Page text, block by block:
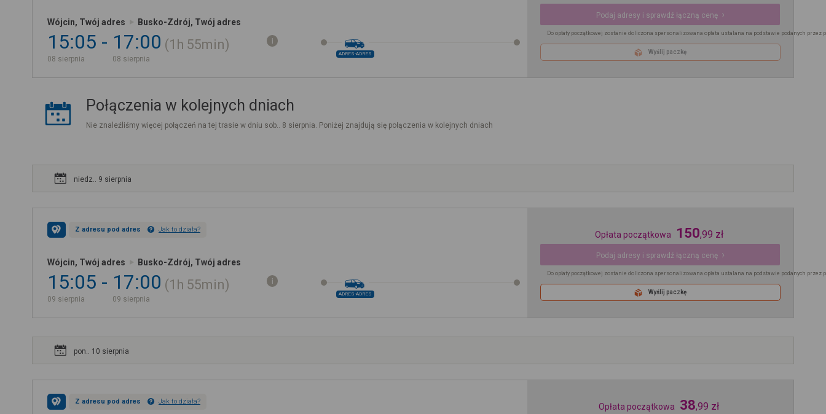
Wójcin, Twój adres Busko-Zdrój, Twój adres
15:05
08 sierpnia
17:00
08 sierpnia
1h 55min
ADRES-ADRES
Podaj adresy i sprawdź łączną cenę
Do opłaty początkowej zostanie doliczona spersonalizowana opłata ustalana na podstawie podanych przez
Wyślij paczkę
Połączenia w kolejnych dniach
Nie znaleźliśmy więcej połączeń na tej trasie w dniu sob.. 8 sierpnia. Poniżej znajdują się połączenia w kolejnych dniach
niedz.. 9 sierpnia
Z adresu pod adres Jak to działa?
Wójcin, Twój adres Busko-Zdrój, Twój adres
15:05
09 sierpnia
17:00
09 sierpnia
1h 55min
ADRES-ADRES
Opłata początkowa 150,99 zł
Podaj adresy i sprawdź łączną cenę
Do opłaty początkowej zostanie doliczona spersonalizowana opłata ustalana na podstawie podanych przez
Wyślij paczkę
pon.. 10 sierpnia
Z adresu pod adres Jak to działa?
Opłata początkowa 38,99 zł